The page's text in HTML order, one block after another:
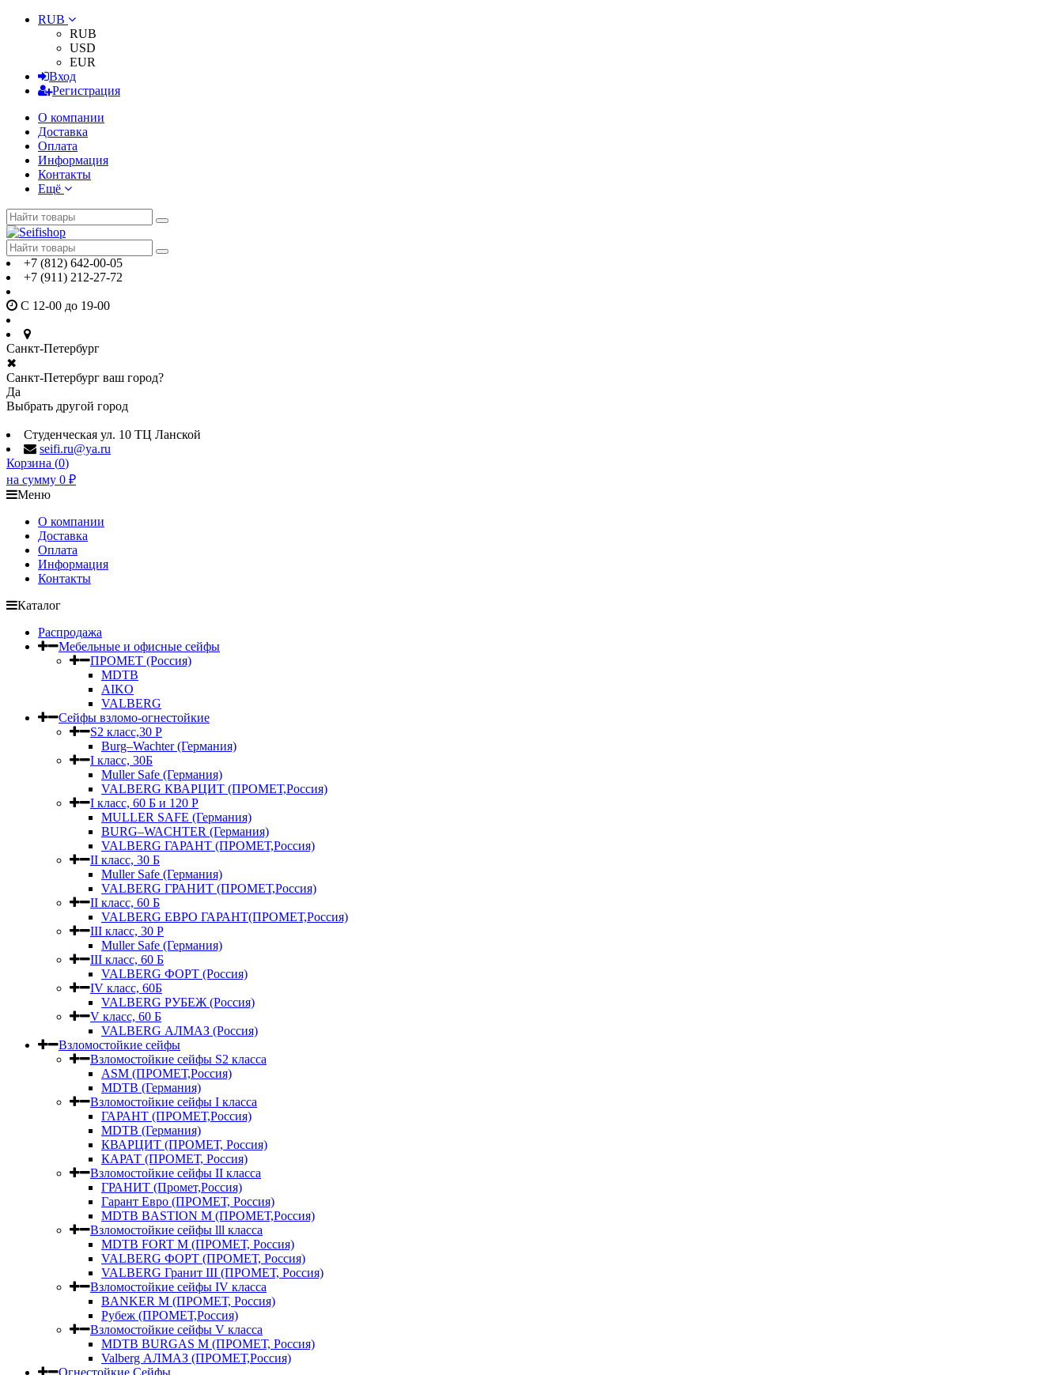
RUB
RUB
USD
EUR
Вход
Регистрация
О компании
Доставка
Оплата
Информация
Контакты
Ещё
+7 (812) 642-00-05
+7 (911) 212-27-72
С 12-00 до 19-00
Санкт-Петербург
✖
Санкт-Петербург ваш город?
Да
Выбрать другой город
Студенческая ул. 10 ТЦ Ланской
seifi.ru@ya.ru
Корзина (0)
на сумму 0 ₽
Меню
О компании
Доставка
Оплата
Информация
Контакты
Каталог
Распродажа
Мебельные и офисные сейфы
ПРОМЕТ (Россия)
MDTB
AIKO
VALBERG
Сейфы взломо-огнестойкие
S2 класс,30 Р
Burg–Wachter (Германия)
I класс, 30Б
Muller Safe (Германия)
VALBERG КВАРЦИТ (ПРОМЕТ,Россия)
I класс, 60 Б и 120 Р
MULLER SAFE (Германия)
BURG–WACHTER (Германия)
VALBERG ГАРАНТ (ПРОМЕТ,Россия)
II класс, 30 Б
Muller Safe (Германия)
VALBERG ГРАНИТ (ПРОМЕТ,Россия)
II класс, 60 Б
VALBERG ЕВРО ГАРАНТ(ПРОМЕТ,Россия)
III класс, 30 Р
Muller Safe (Германия)
III класс, 60 Б
VALBERG ФОРТ (Россия)
IV класс, 60Б
VALBERG РУБЕЖ (Россия)
V класс, 60 Б
VALBERG АЛМАЗ (Россия)
Взломостойкие сейфы
Взломостойкие сейфы S2 класса
ASM (ПРОМЕТ,Россия)
MDTB (Германия)
Взломостойкие сейфы I класса
ГАРАНТ (ПРОМЕТ,Россия)
MDTB (Германия)
КВАРЦИТ (ПРОМЕТ, Россия)
КАРАТ (ПРОМЕТ, Россия)
Взломостойкие сейфы II класса
ГРАНИТ (Промет,Россия)
Гарант Евро (ПРОМЕТ, Россия)
MDTB BASTION M (ПРОМЕТ,Россия)
Взломостойкие сейфы lll класса
MDTB FORT M (ПРОМЕТ, Россия)
VALBERG ФОРТ (ПРОМЕТ, Россия)
VALBERG Гранит III (ПРОМЕТ, Россия)
Взломостойкие сейфы IV класса
BANKER M (ПРОМЕТ, Россия)
Рубеж (ПРОМЕТ,Россия)
Взломостойкие сейфы V класса
MDTB BURGAS M (ПРОМЕТ, Россия)
Valberg АЛМАЗ (ПРОМЕТ,Россия)
Огнестойкие Сейфы